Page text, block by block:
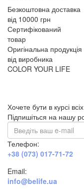
Безкоштовна доставка
від 10000 грн
Сертифікований
товар
Оригінальна продукція
від виробника
COLOR YOUR LIFE
Хочете бути в курсі
Підпишіться на нашу
Телефон:
+38 (073) 017-71-72
Email:
info@belife.ua